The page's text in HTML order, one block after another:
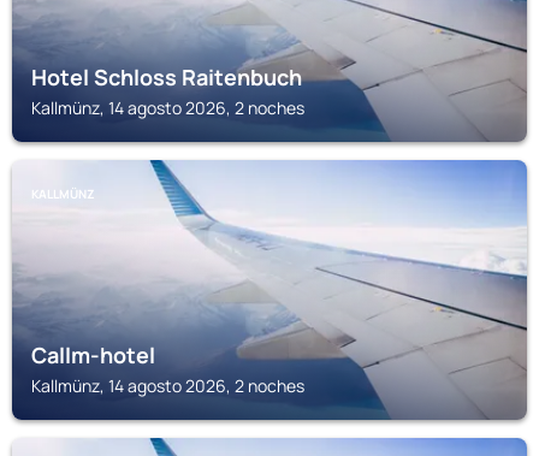
Hotel Schloss Raitenbuch
Kallmünz, 14 agosto 2026, 2 noches
KALLMÜNZ
Callm-hotel
Kallmünz, 14 agosto 2026, 2 noches